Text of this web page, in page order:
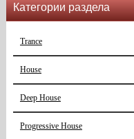
Категории раздела
Trance
House
Deep House
Progressive House